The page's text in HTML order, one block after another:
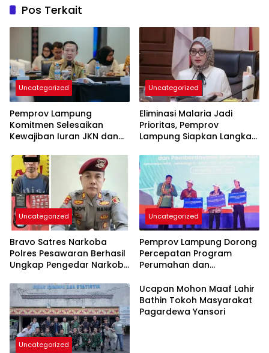
Pos Terkait
Uncategorized
Pemprov Lampung
Komitmen Selesaikan
Kewajiban Iuran JKN dan
Kepesertaan BPJS
Kesehatan
Uncategorized
Eliminasi Malaria Jadi
Prioritas, Pemprov
Lampung Siapkan Langkah
Uncategorized
Bravo Satres Narkoba
Polres Pesawaran Berhasil
Ungkap Pengedar Narkoba
Uncategorized
Pemprov Lampung Dorong
Percepatan Program
Perumahan dan
Rakyat
Uncategorized
Ucapan Mohon Maaf Lahir
Bathin Tokoh Masyarakat
Pagardewa Yansori